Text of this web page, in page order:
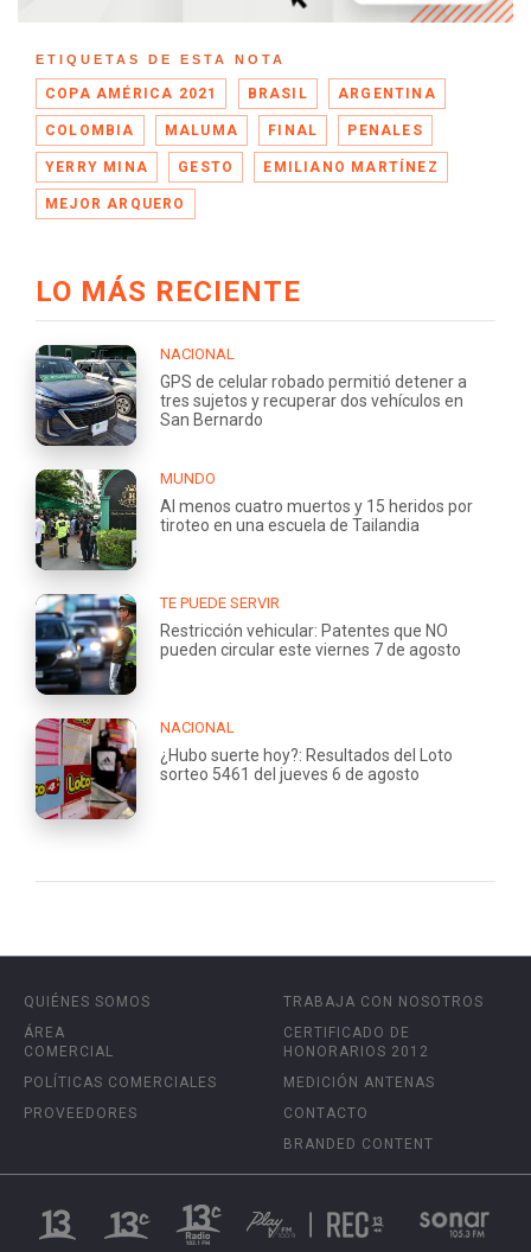
ETIQUETAS DE ESTA NOTA
COPA AMÉRICA 2021 BRASIL ARGENTINA
COLOMBIA MALUMA FINAL PENALES
YERRY MINA GESTO EMILIANO MARTÍNEZ
MEJOR ARQUERO
LO MÁS RECIENTE
NACIONAL
GPS de celular robado permitió detener a
tres sujetos y recuperar dos vehículos en
San Bernardo
MUNDO
Al menos cuatro muertos y 15 heridos por
tiroteo en una escuela de Tailandia
TE PUEDE SERVIR
Restricción vehicular: Patentes que NO
pueden circular este viernes 7 de agosto
NACIONAL
¿Hubo suerte hoy?: Resultados del Loto
sorteo 5461 del jueves 6 de agosto
QUIÉNES SOMOS
ÁREA
COMERCIAL
POLÍTICAS COMERCIALES
PROVEEDORES
TRABAJA CON NOSOTROS
CERTIFICADO DE
HONORARIOS 2012
MEDICIÓN ANTENAS
CONTACTO
BRANDED CONTENT